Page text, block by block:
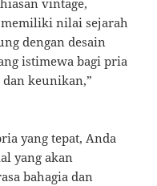
vintage,
nilai sejarah
dengan desain
istimewa bagi pria
keunikan,”
yang tepat, Anda
yang akan
bahagia dan